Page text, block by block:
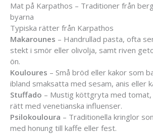
Mat på Karpathos – Traditioner från
byarna
Typiska rätter från Karpathos
Makarounes – Handrullad pasta, ofta
stekt i smör eller olivolja, samt riven
ön.
Kouloures – Små bröd eller kakor som
ibland smaksatta med sesam, anis eller
Stuffado – Mustig köttgryta med tomat,
rätt med venetianska influenser.
Psilokouloura – Traditionella kringlor
med honung till kaffe eller fest.